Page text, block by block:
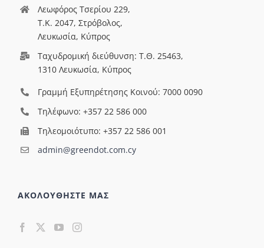
Λεωφόρος Τσερίου 229,
T.Κ. 2047, Στρόβολος,
Λευκωσία, Κύπρος
Ταχυδρομική διεύθυνση: Τ.Θ. 25463,
1310 Λευκωσία, Κύπρος
Γραμμή Εξυπηρέτησης Κοινού: 7000 0090
Τηλέφωνο: +357 22 586 000
Τηλεομοιότυπο: +357 22 586 001
admin@greendot.com.cy
ΑΚΟΛΟΥΘΗΣΤΕ ΜΑΣ